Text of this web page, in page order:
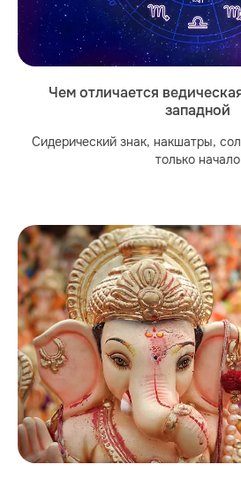
Чем отличается
западной
Сидерический знак, накшатры,
только начало